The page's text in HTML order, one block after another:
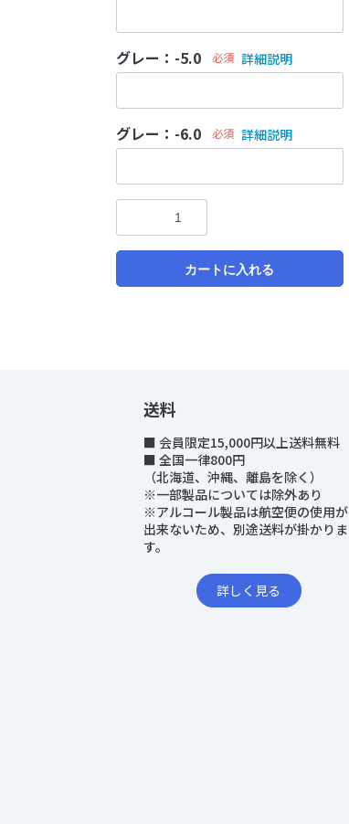
グレー：-5.0 必須 詳細説明
グレー：-6.0 必須 詳細説明
カートに入れる
送料
■ 会員限定15,000円以上送料無料
■ 全国一律800円
（北海道、沖縄、離島を除く）
※一部製品については除外あり
※アルコール製品は航空便の使用が
出来ないため、別途送料が掛かりま
す。
詳しく見る